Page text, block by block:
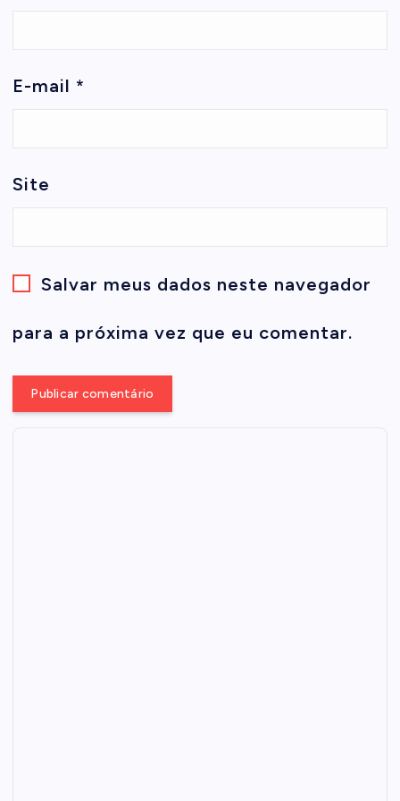
E-mail *
Site
Salvar meus dados neste navegador
para a próxima vez que eu comentar.